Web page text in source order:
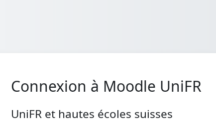
Connexion à Moodle UniFR
UniFR et hautes écoles suisses